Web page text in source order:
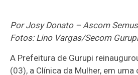
Por Josy Donato – Ascom
Fotos: Lino Vargas/Secom
A Prefeitura de Gurupi
(03), a Clínica da Mulher, em